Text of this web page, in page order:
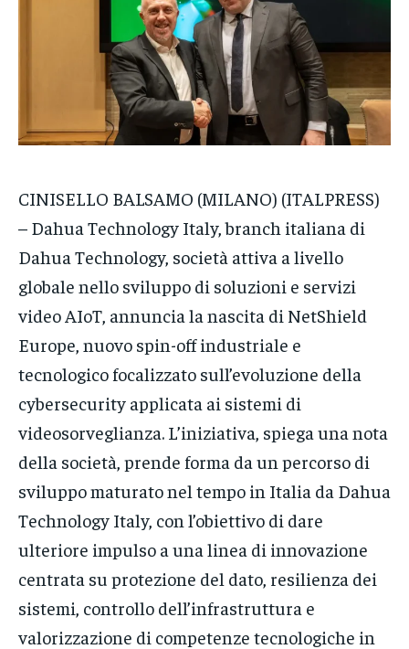
CRONACA
VENETO
POLITICA
ECONOMIA
GRUPPO
GRUPPO
GRUPPO
CINISELLO BALSAMO (MILANO) (ITALPRESS)
– Dahua Technology Italy, branch italiana di
Dahua Technology, società attiva a livello
globale nello sviluppo di soluzioni e servizi
video AIoT, annuncia la nascita di NetShield
Europe, nuovo spin-off industriale e
tecnologico focalizzato sull’evoluzione della
cybersecurity applicata ai sistemi di
videosorveglianza. L’iniziativa, spiega una nota
della società, prende forma da un percorso di
sviluppo maturato nel tempo in Italia da Dahua
Technology Italy, con l’obiettivo di dare
ulteriore impulso a una linea di innovazione
centrata su protezione del dato, resilienza dei
sistemi, controllo dell’infrastruttura e
valorizzazione di competenze tecnologiche in